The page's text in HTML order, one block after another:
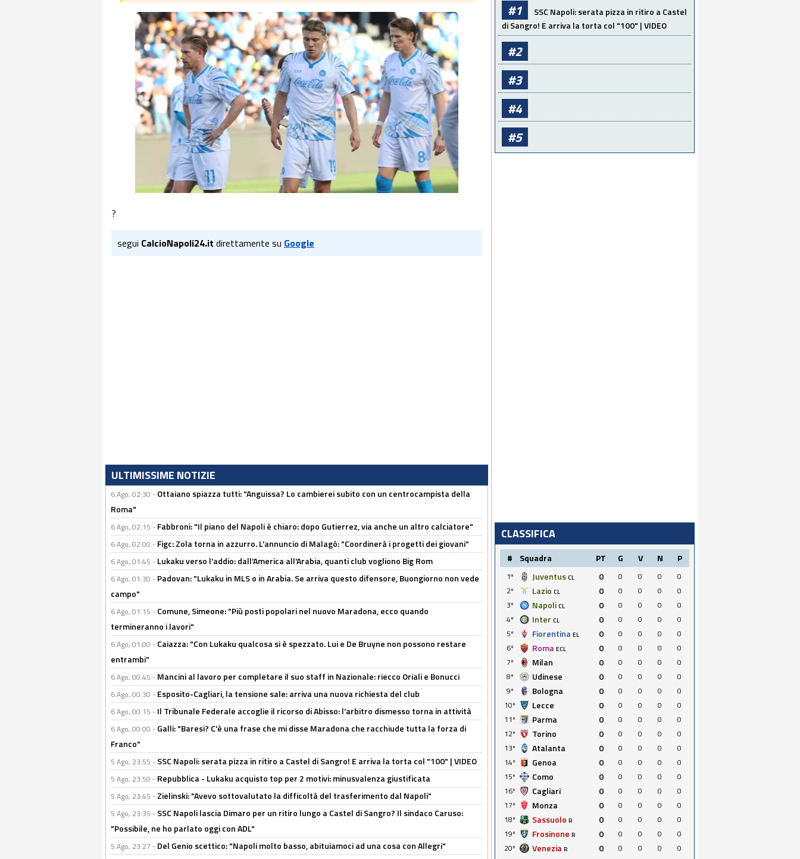
?
segui CalcioNapoli24.it direttamente su Google
ULTIMISSIME NOTIZIE
6 Ago, 02:30 - Ottaiano spiazza tutti: "Anguissa? Lo cambierei subito con un centrocampista della
Roma"
6 Ago, 02:15 - Fabbroni: "Il piano del Napoli è chiaro: dopo Gutierrez, via anche un altro calciatore"
6 Ago, 02:00 - Figc: Zola torna in azzurro. L'annuncio di Malagò: "Coordinerà i progetti dei giovani"
6 Ago, 01:45 - Lukaku verso l'addio: dall'America all'Arabia, quanti club vogliono Big Rom
6 Ago, 01:30 - Padovan: "Lukaku in MLS o in Arabia. Se arriva questo difensore, Buongiorno non vede
campo"
6 Ago, 01:15 - Comune, Simeone: "Più posti popolari nel nuovo Maradona, ecco quando
termineranno i lavori"
6 Ago, 01:00 - Caiazza: "Con Lukaku qualcosa si è spezzato. Lui e De Bruyne non possono restare
entrambi"
6 Ago, 00:45 - Mancini al lavoro per completare il suo staff in Nazionale: riecco Oriali e Bonucci
6 Ago, 00:30 - Esposito-Cagliari, la tensione sale: arriva una nuova richiesta del club
6 Ago, 00:15 - Il Tribunale Federale accoglie il ricorso di Abisso: l'arbitro dismesso torna in attività
6 Ago, 00:00 - Galli: "Baresi? C'è una frase che mi disse Maradona che racchiude tutta la forza di
Franco"
5 Ago, 23:55 - SSC Napoli: serata pizza in ritiro a Castel di Sangro! E arriva la torta col "100" | VIDEO
5 Ago, 23:50 - Repubblica - Lukaku acquisto top per 2 motivi: minusvalenza giustificata
5 Ago, 23:45 - Zielinski: "Avevo sottovalutato la difficoltà del trasferimento dal Napoli"
5 Ago, 23:35 - SSC Napoli lascia Dimaro per un ritiro lungo a Castel di Sangro? Il sindaco Caruso:
"Possibile, ne ho parlato oggi con ADL"
5 Ago, 23:27 - Del Genio scettico: "Napoli molto basso, abituiamoci ad una cosa con Allegri"
#1
SSC Napoli: serata pizza in ritiro a Castel
di Sangro! E arriva la torta col "100" | VIDEO
#2
#3
#4
#5
CLASSIFICA
# Squadra PT G V N P
1º Juventus CL 0 0 0 0
0
2º
Lazio CL 0 0 0 0
0
3º
Napoli CL 0 0 0 0
0
4º
Inter CL 0 0 0 0
0
5º
Fiorentina EL 0 0 0 0
0
6º
Roma ECL 0 0 0 0
0
7º
Milan 0 0 0 0
0
8º
Udinese 0 0 0 0
0
9º
Bologna 0 0 0 0
0
10º
Lecce 0 0 0 0
0
11º
Parma 0 0 0 0
0
12º
Torino 0 0 0 0
0
13º
Atalanta 0 0 0 0
0
14º
Genoa 0 0 0 0
0
15º
Como 0 0 0 0
0
16º
Cagliari 0 0 0 0
0
17º
Monza 0 0 0 0
0
18º
Sassuolo R 0 0 0 0
0
19º
Frosinone R 0 0 0 0
0
20º
Venezia R 0 0 0 0 0